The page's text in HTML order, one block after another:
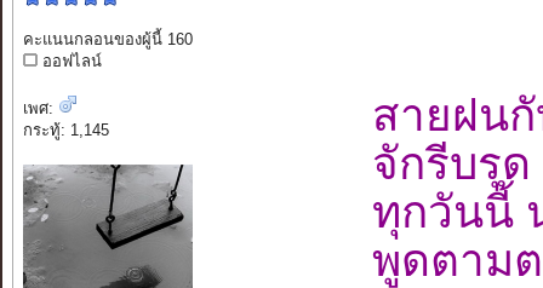
คะแนนกลอนของผู้นี้ 160
ออฟไลน์
เพศ:
กระทู้: 1,145
สายฝน
จักรีบรุ
ทุกวันนี้
พูดตามต